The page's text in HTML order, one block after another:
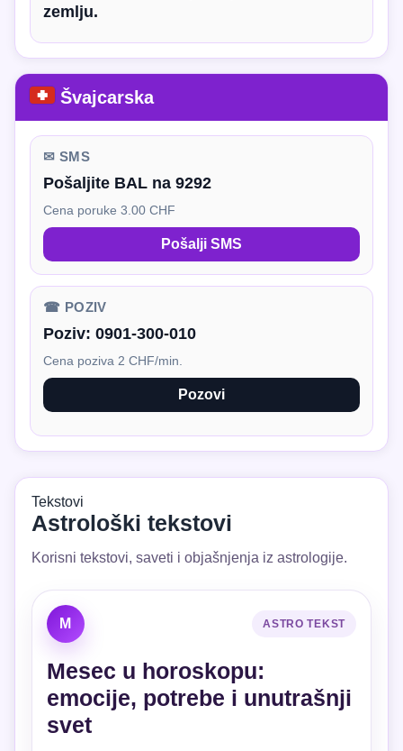
zemlju.
Švajcarska
✉ SMS
Pošaljite BAL na 9292
Cena poruke 3.00 CHF
Pošalji SMS
☎ POZIV
Poziv: 0901-300-010
Cena poziva 2 CHF/min.
Pozovi
Tekstovi
Astrološki tekstovi
Korisni tekstovi, saveti i objašnjenja iz astrologije.
M ASTRO TEKST
Mesec u horoskopu:
emocije, potrebe i unutrašnji
svet